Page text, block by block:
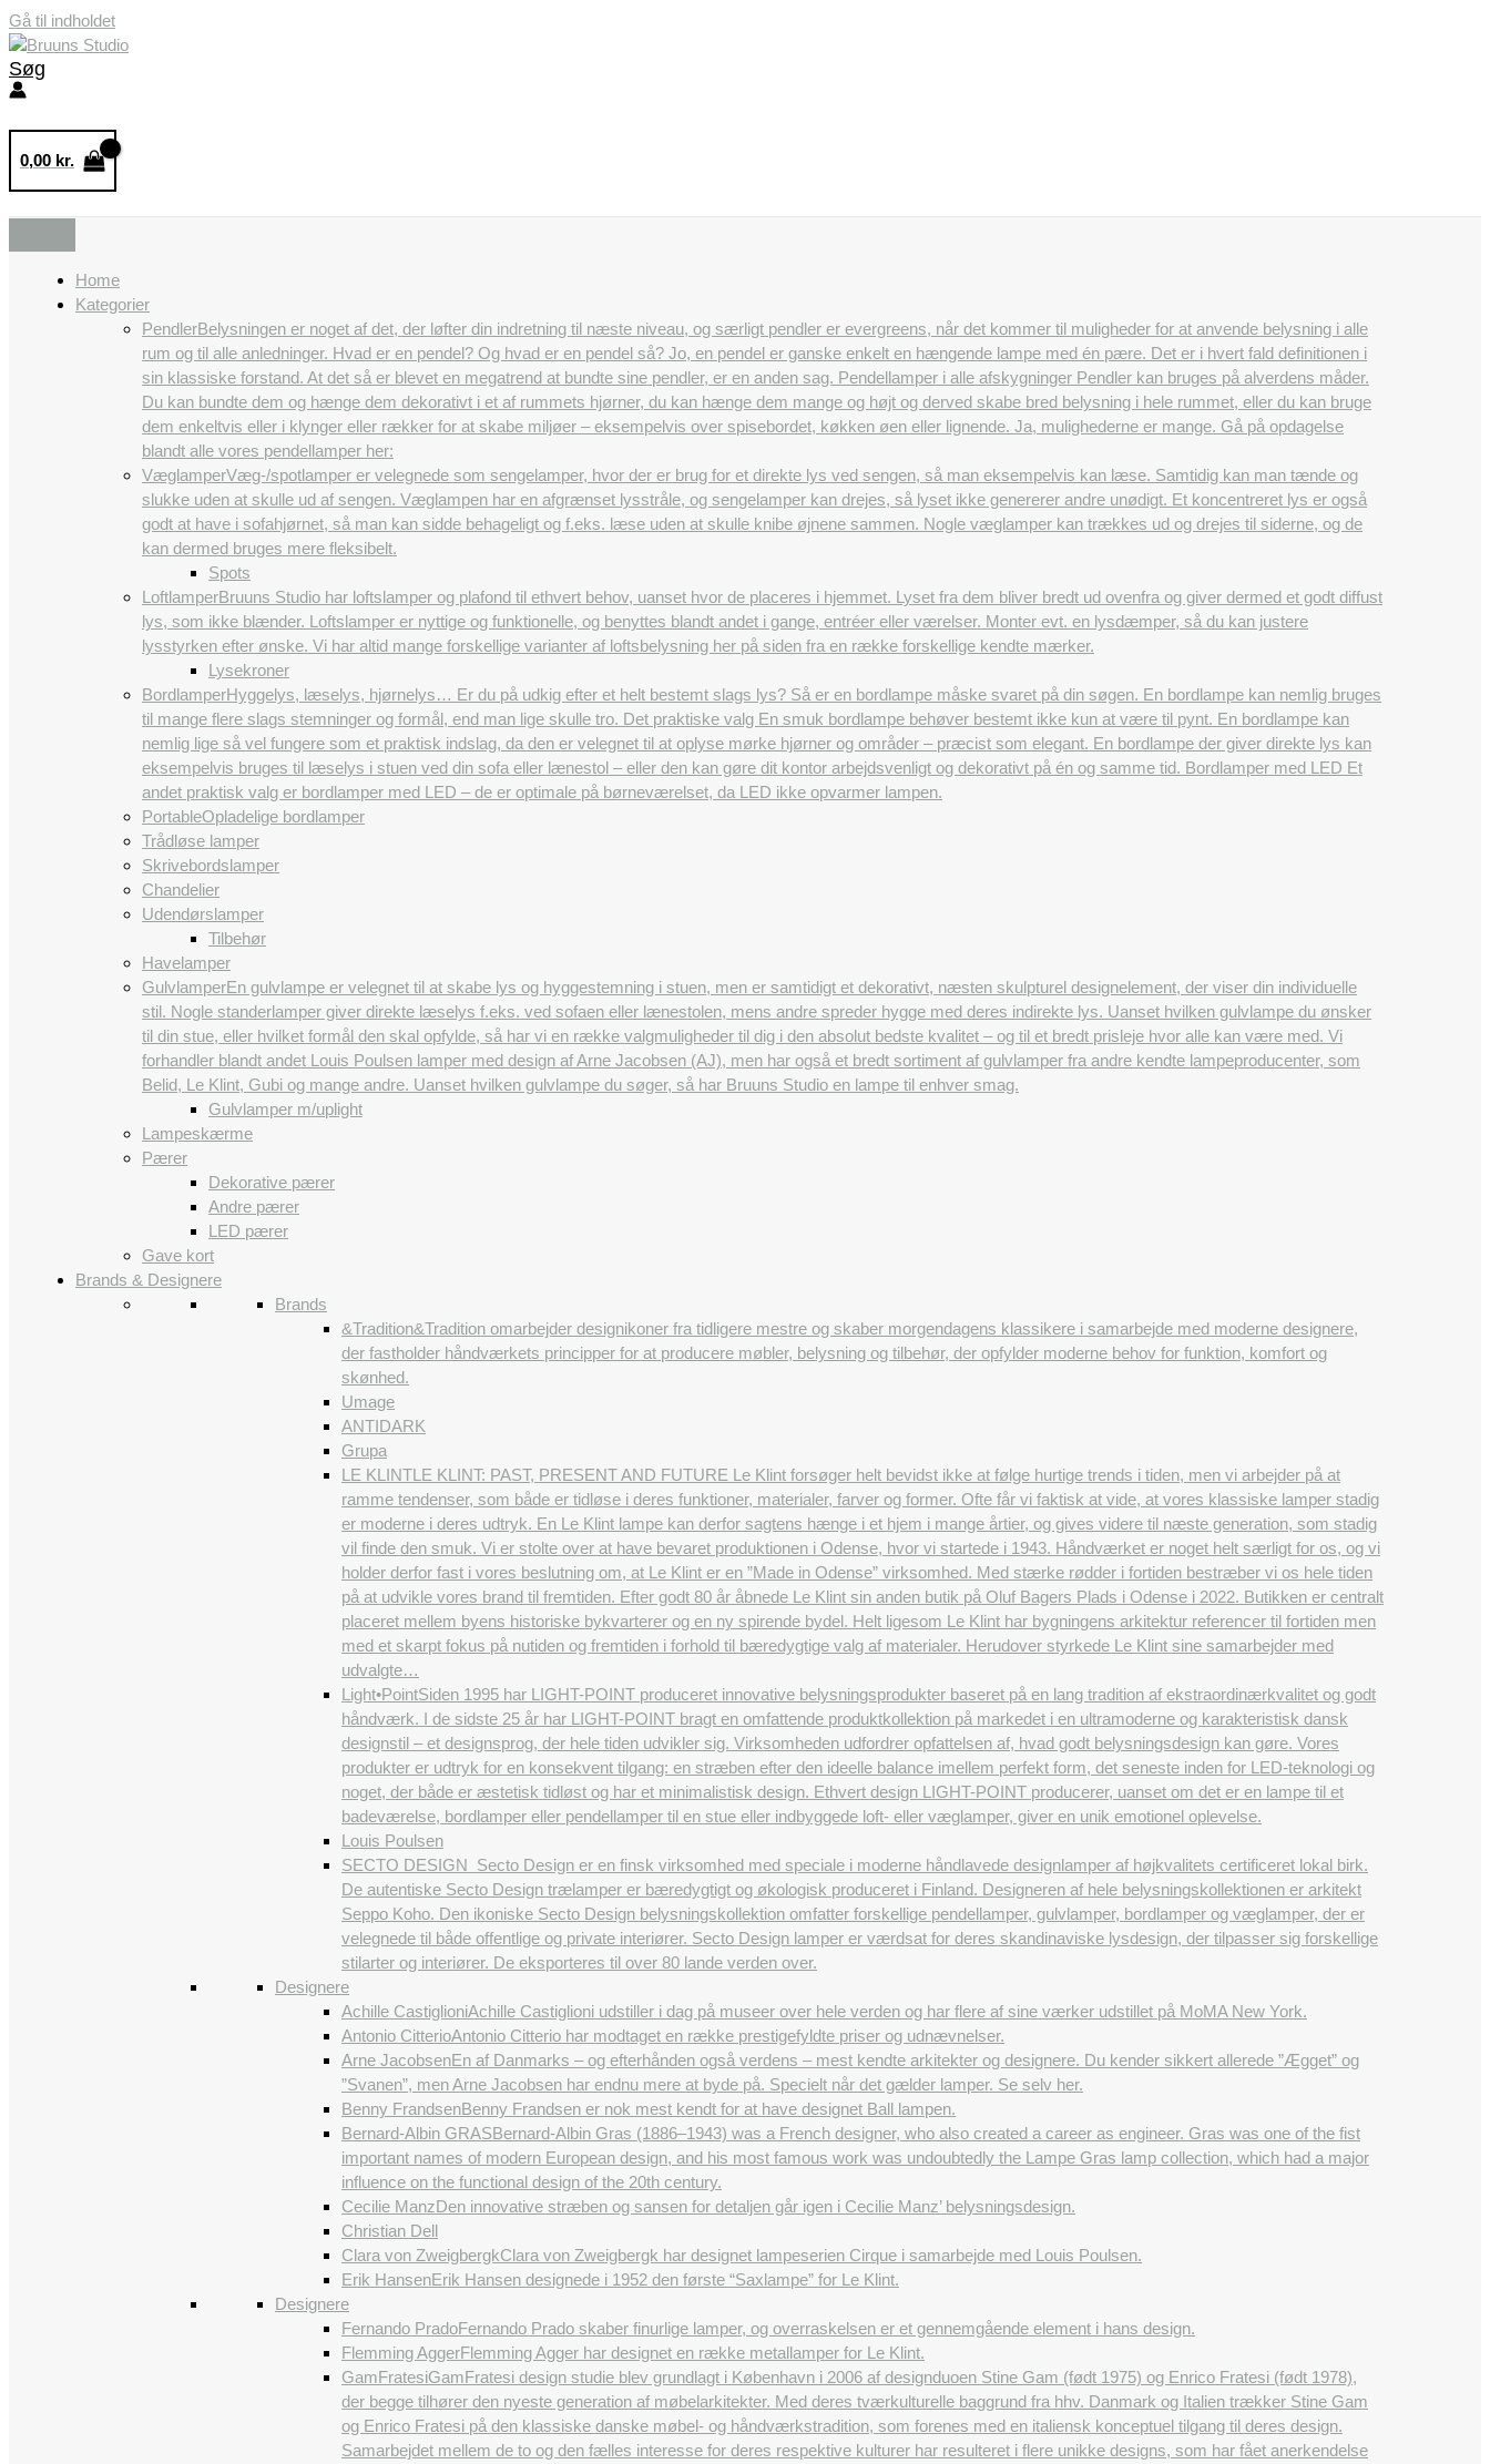
Gå til indholdet
Søg
0,00 kr.
Home
Kategorier
PendlerBelysningen er noget af det, der løfter din indretning til næste niveau, og særligt pendler er evergreens, når det kommer til muligheder for at anvende belysning i alle
rum og til alle anledninger. Hvad er en pendel? Og hvad er en pendel så? Jo, en pendel er ganske enkelt en hængende lampe med én pære. Det er i hvert fald definitionen i
sin klassiske forstand. At det så er blevet en megatrend at bundte sine pendler, er en anden sag. Pendellamper i alle afskygninger Pendler kan bruges på alverdens måder.
Du kan bundte dem og hænge dem dekorativt i et af rummets hjørner, du kan hænge dem mange og højt og derved skabe bred belysning i hele rummet, eller du kan bruge
dem enkeltvis eller i klynger eller rækker for at skabe miljøer – eksempelvis over spisebordet, køkken øen eller lignende. Ja, mulighederne er mange. Gå på opdagelse
blandt alle vores pendellamper her:
VæglamperVæg-/spotlamper er velegnede som sengelamper, hvor der er brug for et direkte lys ved sengen, så man eksempelvis kan læse. Samtidig kan man tænde og
slukke uden at skulle ud af sengen. Væglampen har en afgrænset lysstråle, og sengelamper kan drejes, så lyset ikke genererer andre unødigt. Et koncentreret lys er også
godt at have i sofahjørnet, så man kan sidde behageligt og f.eks. læse uden at skulle knibe øjnene sammen. Nogle væglamper kan trækkes ud og drejes til siderne, og de
kan dermed bruges mere fleksibelt.
Spots
LoftlamperBruuns Studio har loftslamper og plafond til ethvert behov, uanset hvor de placeres i hjemmet. Lyset fra dem bliver bredt ud ovenfra og giver dermed et godt diffust
lys, som ikke blænder. Loftslamper er nyttige og funktionelle, og benyttes blandt andet i gange, entréer eller værelser. Monter evt. en lysdæmper, så du kan justere
lysstyrken efter ønske. Vi har altid mange forskellige varianter af loftsbelysning her på siden fra en række forskellige kendte mærker.
Lysekroner
BordlamperHyggelys, læselys, hjørnelys… Er du på udkig efter et helt bestemt slags lys? Så er en bordlampe måske svaret på din søgen. En bordlampe kan nemlig bruges
til mange flere slags stemninger og formål, end man lige skulle tro. Det praktiske valg En smuk bordlampe behøver bestemt ikke kun at være til pynt. En bordlampe kan
nemlig lige så vel fungere som et praktisk indslag, da den er velegnet til at oplyse mørke hjørner og områder – præcist som elegant. En bordlampe der giver direkte lys kan
eksempelvis bruges til læselys i stuen ved din sofa eller lænestol – eller den kan gøre dit kontor arbejdsvenligt og dekorativt på én og samme tid. Bordlamper med LED Et
andet praktisk valg er bordlamper med LED – de er optimale på børneværelset, da LED ikke opvarmer lampen.
PortableOpladelige bordlamper
Trådløse lamper
Skrivebordslamper
Chandelier
Udendørslamper
Tilbehør
Havelamper
GulvlamperEn gulvlampe er velegnet til at skabe lys og hyggestemning i stuen, men er samtidigt et dekorativt, næsten skulpturel designelement, der viser din individuelle
stil. Nogle standerlamper giver direkte læselys f.eks. ved sofaen eller lænestolen, mens andre spreder hygge med deres indirekte lys. Uanset hvilken gulvlampe du ønsker
til din stue, eller hvilket formål den skal opfylde, så har vi en række valgmuligheder til dig i den absolut bedste kvalitet – og til et bredt prisleje hvor alle kan være med. Vi
forhandler blandt andet Louis Poulsen lamper med design af Arne Jacobsen (AJ), men har også et bredt sortiment af gulvlamper fra andre kendte lampeproducenter, som
Belid, Le Klint, Gubi og mange andre. Uanset hvilken gulvlampe du søger, så har Bruuns Studio en lampe til enhver smag.
Gulvlamper m/uplight
Lampeskærme
Pærer
Dekorative pærer
Andre pærer
LED pærer
Gave kort
Brands & Designere
Brands
&Tradition&Tradition omarbejder designikoner fra tidligere mestre og skaber morgendagens klassikere i samarbejde med moderne designere,
der fastholder håndværkets principper for at producere møbler, belysning og tilbehør, der opfylder moderne behov for funktion, komfort og
skønhed.
Umage
ANTIDARK
Grupa
LE KLINTLE KLINT: PAST, PRESENT AND FUTURE Le Klint forsøger helt bevidst ikke at følge hurtige trends i tiden, men vi arbejder på at
ramme tendenser, som både er tidløse i deres funktioner, materialer, farver og former. Ofte får vi faktisk at vide, at vores klassiske lamper stadig
er moderne i deres udtryk. En Le Klint lampe kan derfor sagtens hænge i et hjem i mange årtier, og gives videre til næste generation, som stadig
vil finde den smuk. Vi er stolte over at have bevaret produktionen i Odense, hvor vi startede i 1943. Håndværket er noget helt særligt for os, og vi
holder derfor fast i vores beslutning om, at Le Klint er en ”Made in Odense” virksomhed. Med stærke rødder i fortiden bestræber vi os hele tiden
på at udvikle vores brand til fremtiden. Efter godt 80 år åbnede Le Klint sin anden butik på Oluf Bagers Plads i Odense i 2022. Butikken er centralt
placeret mellem byens historiske bykvarterer og en ny spirende bydel. Helt ligesom Le Klint har bygningens arkitektur referencer til fortiden men
med et skarpt fokus på nutiden og fremtiden i forhold til bæredygtige valg af materialer. Herudover styrkede Le Klint sine samarbejder med
udvalgte…
Light•PointSiden 1995 har LIGHT-POINT produceret innovative belysningsprodukter baseret på en lang tradition af ekstraordinærkvalitet og godt
håndværk. I de sidste 25 år har LIGHT-POINT bragt en omfattende produktkollektion på markedet i en ultramoderne og karakteristisk dansk
designstil – et designsprog, der hele tiden udvikler sig. Virksomheden udfordrer opfattelsen af, hvad godt belysningsdesign kan gøre. Vores
produkter er udtryk for en konsekvent tilgang: en stræben efter den ideelle balance imellem perfekt form, det seneste inden for LED-teknologi og
noget, der både er æstetisk tidløst og har et minimalistisk design. Ethvert design LIGHT-POINT producerer, uanset om det er en lampe til et
badeværelse, bordlamper eller pendellamper til en stue eller indbyggede loft- eller væglamper, giver en unik emotionel oplevelse.
Louis Poulsen
SECTO DESIGN Secto Design er en finsk virksomhed med speciale i moderne håndlavede designlamper af højkvalitets certificeret lokal birk.
De autentiske Secto Design trælamper er bæredygtigt og økologisk produceret i Finland. Designeren af ​​hele belysningskollektionen er arkitekt
Seppo Koho. Den ikoniske Secto Design belysningskollektion omfatter forskellige pendellamper, gulvlamper, bordlamper og væglamper, der er
velegnede til både offentlige og private interiører. Secto Design lamper er værdsat for deres skandinaviske lysdesign, der tilpasser sig forskellige
stilarter og interiører. De eksporteres til over 80 lande verden over.
Designere
Achille CastiglioniAchille Castiglioni udstiller i dag på museer over hele verden og har flere af sine værker udstillet på MoMA New York.
Antonio CitterioAntonio Citterio har modtaget en række prestigefyldte priser og udnævnelser.
Arne JacobsenEn af Danmarks – og efterhånden også verdens – mest kendte arkitekter og designere. Du kender sikkert allerede ”Ægget” og
”Svanen”, men Arne Jacobsen har endnu mere at byde på. Specielt når det gælder lamper. Se selv her.
Benny FrandsenBenny Frandsen er nok mest kendt for at have designet Ball lampen.
Bernard-Albin GRASBernard-Albin Gras (1886–1943) was a French designer, who also created a career as engineer. Gras was one of the fist
important names of modern European design, and his most famous work was undoubtedly the Lampe Gras lamp collection, which had a major
influence on the functional design of the 20th century.
Cecilie ManzDen innovative stræben og sansen for detaljen går igen i Cecilie Manz’ belysningsdesign.
Christian Dell
Clara von ZweigbergkClara von Zweigbergk har designet lampeserien Cirque i samarbejde med Louis Poulsen.
Erik HansenErik Hansen designede i 1952 den første “Saxlampe” for Le Klint.
Designere
Fernando PradoFernando Prado skaber finurlige lamper, og overraskelsen er et gennemgående element i hans design.
Flemming AggerFlemming Agger har designet en række metallamper for Le Klint.
GamFratesiGamFratesi design studie blev grundlagt i København i 2006 af designduoen Stine Gam (født 1975) og Enrico Fratesi (født 1978),
der begge tilhører den nyeste generation af møbelarkitekter. Med deres tværkulturelle baggrund fra hhv. Danmark og Italien trækker Stine Gam
og Enrico Fratesi på den klassiske danske møbel- og håndværkstradition, som forenes med en italiensk konceptuel tilgang til deres design.
Samarbejdet mellem de to og den fælles interesse for deres respektive kulturer har resulteret i flere unikke designs, som har fået anerkendelse